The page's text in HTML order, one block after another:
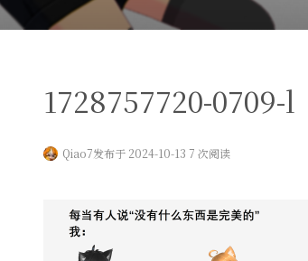
1728757720-0709-l
Qiao7发布于 2024-10-13 7 次阅读